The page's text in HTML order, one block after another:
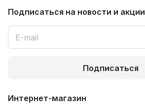
Подписаться на новости и акции
Подписаться
Интернет-магазин